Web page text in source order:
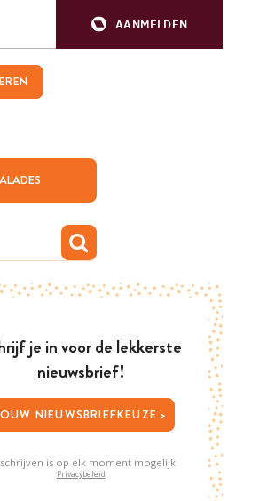
AANMELDEN
je in voor de lekkerste
nieuwsbrief!
JOUW NIEUWSBRIEFKEUZE >
is op elk moment mogelijk
Privacybeleid